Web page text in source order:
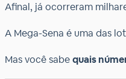
Afinal, já ocorreram
A Mega-Sena é uma das
Mas você sabequais